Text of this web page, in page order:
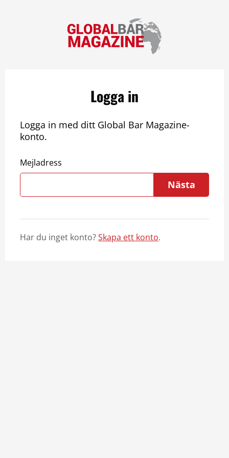
Logga in
Logga in med ditt Global Bar Magazine-
konto.
Mejladress
Nästa
Har du inget konto?Skapa ett konto.